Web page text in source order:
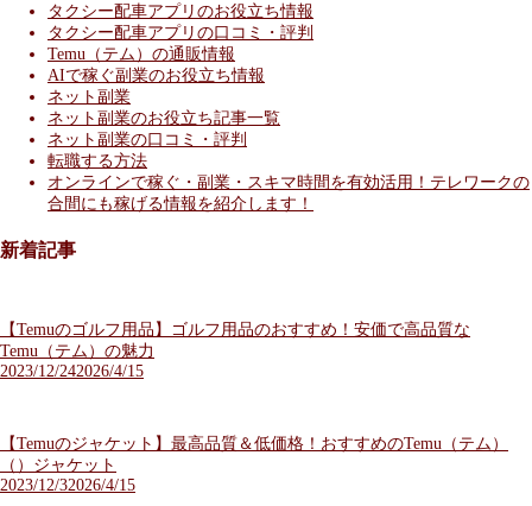
タクシー配車アプリのお役立ち情報
タクシー配車アプリの口コミ・評判
Temu（テム）の通販情報
AIで稼ぐ副業のお役立ち情報
ネット副業
ネット副業のお役立ち記事一覧
ネット副業の口コミ・評判
転職する方法
オンラインで稼ぐ・副業・スキマ時間を有効活用！テレワークの
合間にも稼げる情報を紹介します！
新着記事
【Temuのゴルフ用品】ゴルフ用品のおすすめ！安価で高品質な
Temu（テム）の魅力
2023/12/242026/4/15
【Temuのジャケット】最高品質＆低価格！おすすめのTemu（テム）
（）ジャケット
2023/12/32026/4/15